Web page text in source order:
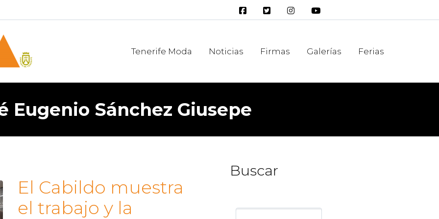
Tenerife Moda Noticias Firmas Galerías Ferias
Eugenio Sánchez Giusepe
El Cabildo muestra
el trabajo y la
Buscar